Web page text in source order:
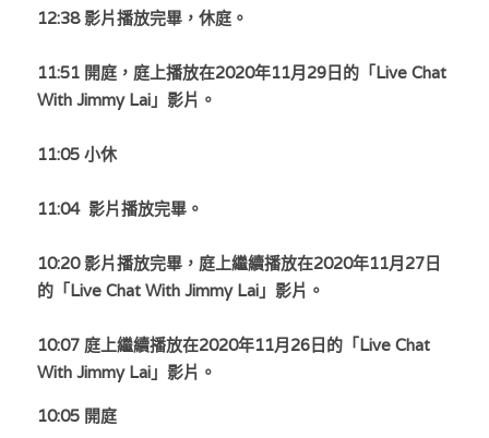
曾子晴 - 晴深直說
龔靜儀大律師專欄
溫志倫專欄
張美雄專欄
莊豪鋒專欄
12:38 影片播放完畢，休庭。
11:51 開庭， 庭上播放在2020年11月29日的「Live Chat
With Jimmy Lai」影片。
11:05 小休
11:04 影片播放完畢。
10:20 影片播放完畢， 庭上繼續播放在2020年11月27日
的「Live Chat With Jimmy Lai」影片。
10:07 庭上繼續播放在2020年11月26日的「Live Chat
With Jimmy Lai」影片。
10:05 開庭